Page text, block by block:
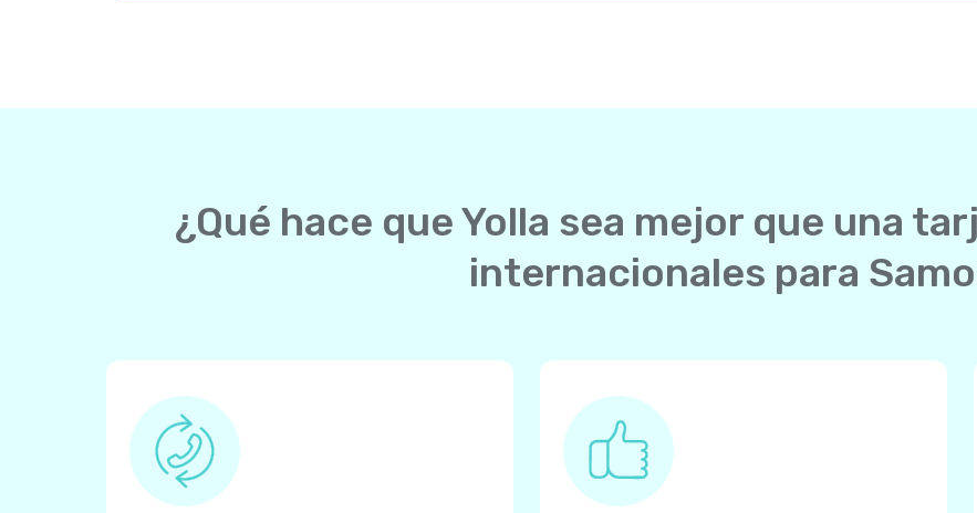
¿Qué hace que Yolla sea mejor que una
internacionales para